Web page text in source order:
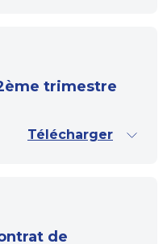
trimestre
Télécharger
de